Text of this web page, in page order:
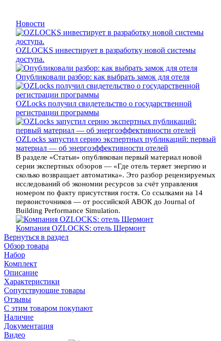
Новости
OZLOCKS инвестирует в разработку новой системы
доступа.
Опубликовали разбор: как выбрать замок для отеля
OZLocks получил свидетельство о государственной
регистрации программы
OZLocks запустил серию экспертных публикаций: первый
материал — об энергоэффективности отелей
В разделе «Статьи» опубликован первый материал новой
серии экспертных обзоров — «Где отель теряет энергию и
сколько возвращает автоматика». Это разбор рецензируемых
исследований об экономии ресурсов за счёт управления
номером по факту присутствия гостя. Со ссылками на 14
первоисточников — от российской АВОК до Journal of
Building Performance Simulation.
Компания OZLOCKS: отель Шермонт
Вернуться в раздел
Обзор товара
Набор
Комплект
Описание
Характеристики
Сопутствующие товары
Отзывы
С этим товаром покупают
Наличие
Документация
Видео